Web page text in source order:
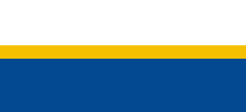
A
p
o
o
r
a
d
I
i
n